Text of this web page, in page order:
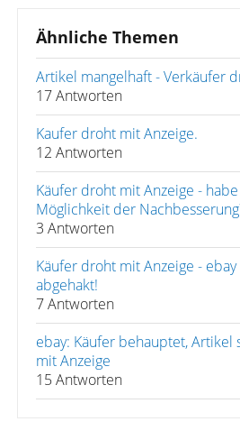
Ähnliche Themen
Artikel mangelhaft - Verkäufer
17 Antworten
Kaufer droht mit Anzeige.
12 Antworten
Käufer droht mit Anzeige -
Möglichkeit der
3 Antworten
Käufer droht mit Anzeige -
abgehakt!
7 Antworten
ebay: Käufer behauptet,
mit Anzeige
15 Antworten